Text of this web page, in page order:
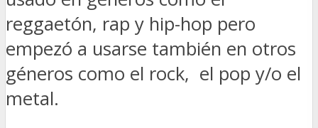
reggaetón, rap y hip-hop pero
empezó a usarse también en otros
géneros como el rock, el pop y/o el
metal.